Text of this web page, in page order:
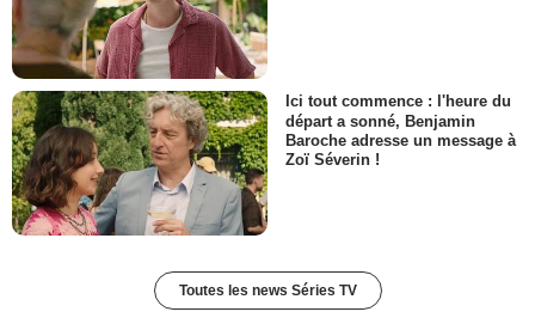
Ici tout commence : l'heure du
départ a sonné, Benjamin
Baroche adresse un message à
Zoï Séverin !
Toutes les news Séries TV